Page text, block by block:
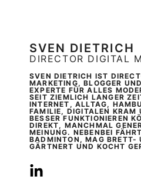
SVEN DIETRICH
DIRECTOR DIGITAL
SVEN DIETRICH IST
MARKETING, BLOGGER
EXPERTE FÜR ALLES
SEIT ZIEMLICH LANGER
INTERNET, ALLTAG,
FAMILIE, DIGITALEN KRAM
BESSER FUNKTIONIEREN
DIREKT, MANCHMAL
MEINUNG. NEBENBEI
BADMINTON, MAG BRETT-
GÄRTNERT UND KOCHT